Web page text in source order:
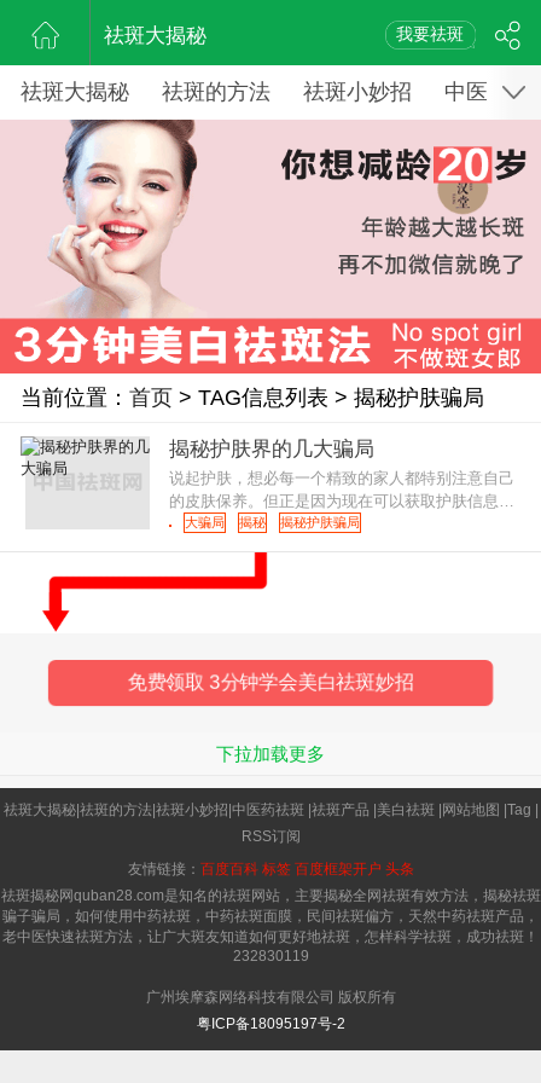
祛斑大揭秘 我要祛斑
祛斑大揭秘 祛斑的方法 祛斑小妙招 中医药祛
当前位置： 首页> TAG信息列表 > 揭秘护肤骗局
揭秘护肤界的几大骗局
说起护肤，想必每一个精致的家人都特别注意自己
的皮肤保养。但正是因为现在可以获取护肤信息的
渠道越来越丰富，导致很多人在护肤的这条道路上
会遇到一些误区。代代最近精心
大骗局 揭秘 揭秘护肤骗局
免费领取 3分钟学会美白祛斑妙招
下拉加载更多
祛斑大揭秘|祛斑的方法|祛斑小妙招|中医药祛斑 |祛斑产品 |美白祛斑 |网站地图 |Tag |
RSS订阅
友情链接： 百度百科 标签 百度框架开户 头条
祛斑揭秘网quban28.com是知名的祛斑网站，主要揭秘全网祛斑有效方法，揭秘祛斑
骗子骗局，如何使用中药祛斑，中药祛斑面膜，民间祛斑偏方，天然中药祛斑产品，
老中医快速祛斑方法，让广大斑友知道如何更好地祛斑，怎样科学祛斑，成功祛斑！
232830119
广州埃摩森网络科技有限公司 版权所有
粤ICP备18095197号-2